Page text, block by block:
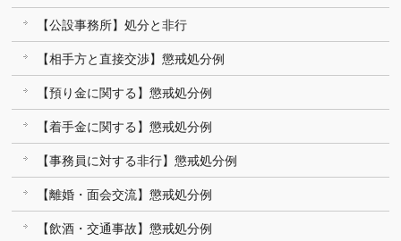
【公設事務所】処分と非行
【相手方と直接交渉】懲戒処分例
【預り金に関する】懲戒処分例
【着手金に関する】懲戒処分例
【事務員に対する非行】懲戒処分例
【離婚・面会交流】懲戒処分例
【飲酒・交通事故】懲戒処分例